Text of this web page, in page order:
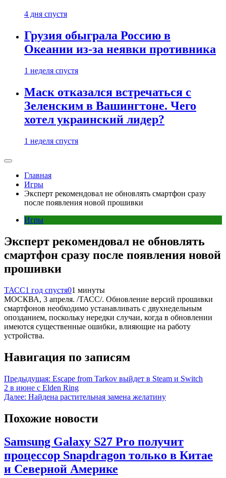
4 дня спустя
Грузия обыграла Россию в
Океании из-за неявки противника
1 неделя спустя
Маск отказался встречаться с
Зеленским в Вашингтоне. Чего
хотел украинский лидер?
1 неделя спустя
Главная
Игры
Эксперт рекомендовал не обновлять смартфон сразу
после появления новой прошивки
Игры
Эксперт рекомендовал не обновлять
смартфон сразу после появления новой
прошивки
ТАСС1 год спустя01 минуты
МОСКВА, 3 апреля. /ТАСС/. Обновление версий прошивки
смартфонов необходимо устанавливать с двухнедельным
опозданием, поскольку нередки случаи, когда в обновлении
имеются существенные ошибки, влияющие на работу
устройства.
Навигация по записям
Предыдущая: Escape from Tarkov выйдет в Steam и Switch
2 в июне с Elden Ring
Далее: Найдена растительная замена желатину
Похожие новости
Samsung Galaxy S27 Pro получит
процессор Snapdragon только в Китае
и Северной Америке